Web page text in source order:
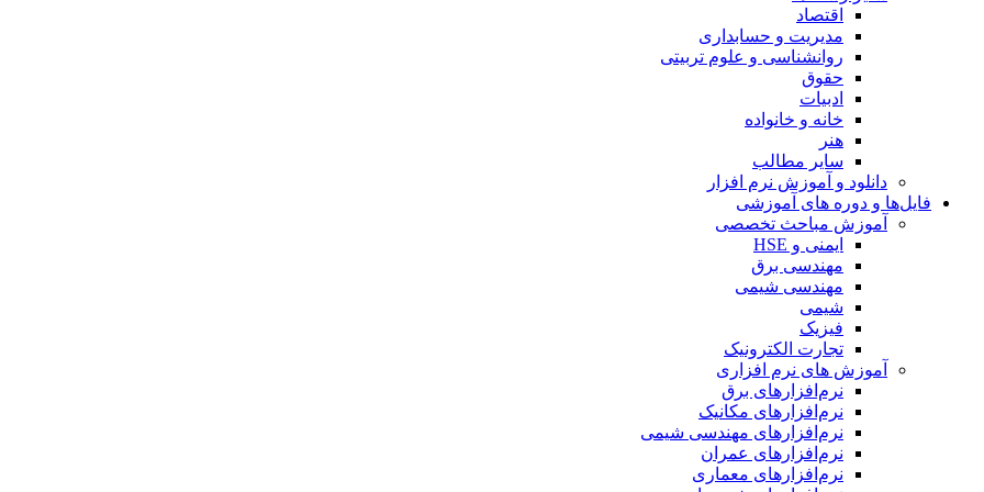
اقتصاد
مدیریت و حسابداری
روانشناسی و علوم تربیتی
حقوق
ادبیات
خانه و خانواده
هنر
سایر مطالب
دانلود و آموزش نرم افزار
فایل‌ها و دوره های آموزشی
آموزش مباحث تخصصی
ایمنی و HSE
مهندسی برق
مهندسی شیمی
شیمی
فیزیک
تجارت الکترونیک
آموزش های نرم افزاری
نرم‌افزارهای برق
نرم‌افزارهای مکانیک
نرم‌افزارهای مهندسی شیمی
نرم‌افزارهای عمران
نرم‌افزارهای معماری